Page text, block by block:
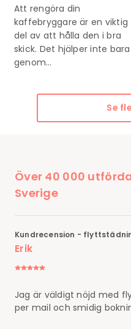
Att rengöra din
kaffebryggare är en viktig
del av att hålla den i bra
skick. Det hjälper inte bara
genom…
Se
Över 40 000
Sverige
Kundrecension -
Erik
Jag är väldigt nöjd med
per mail och smidig